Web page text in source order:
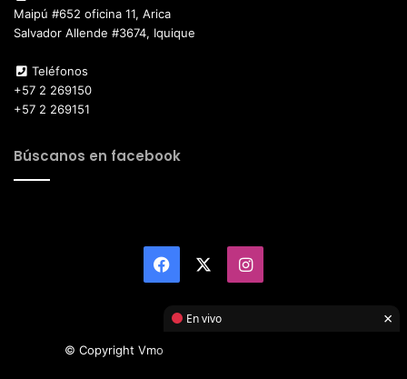
Maipú #652 oficina 11, Arica
Salvador Allende #3674, Iquique
Teléfonos
+57 2 269150
+57 2 269151
Búscanos en facebook
Facebook Instagram
© Copyright Vmotor TI 2026, All Rights Reserved
En vivo ×